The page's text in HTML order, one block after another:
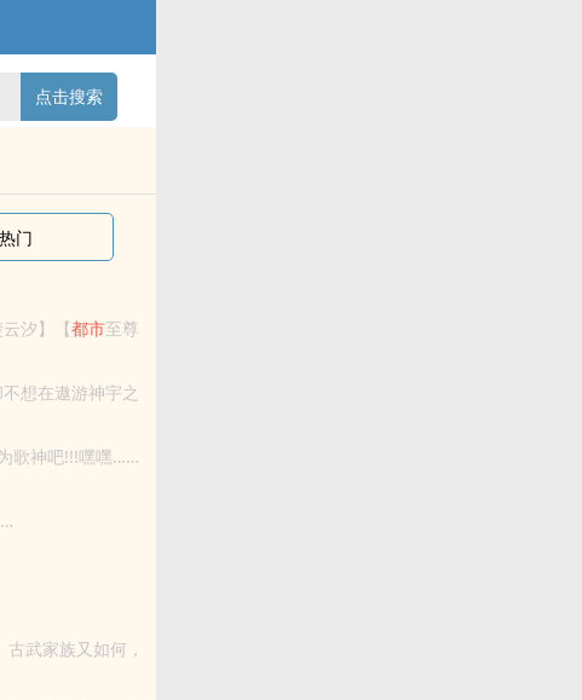
点击搜索
门
汐】【都市至尊
殿！尊号：龙
想在遨游神宇之
剑仙还能不玩转
歌神吧!!!嘿嘿……
忘记向您QQ群